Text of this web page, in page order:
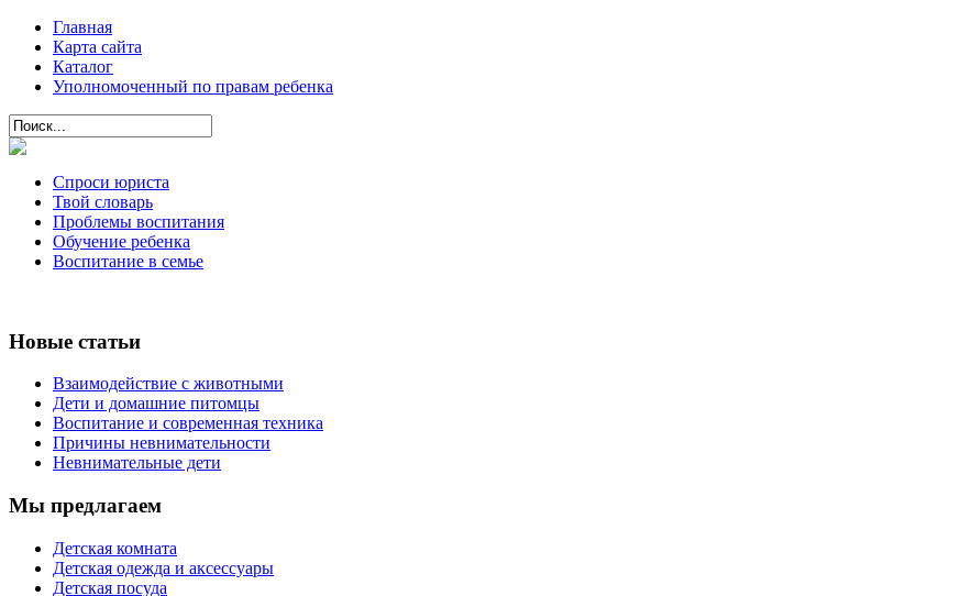
Главная
Карта сайта
Каталог
Уполномоченный по правам ребенка
Спроси юриста
Твой словарь
Проблемы воспитания
Обучение ребенка
Воспитание в семье
Новые статьи
Взаимодействие с животными
Дети и домашние питомцы
Воспитание и современная техника
Причины невнимательности
Невнимательные дети
Мы предлагаем
Детская комната
Детская одежда и аксессуары
Детская посуда